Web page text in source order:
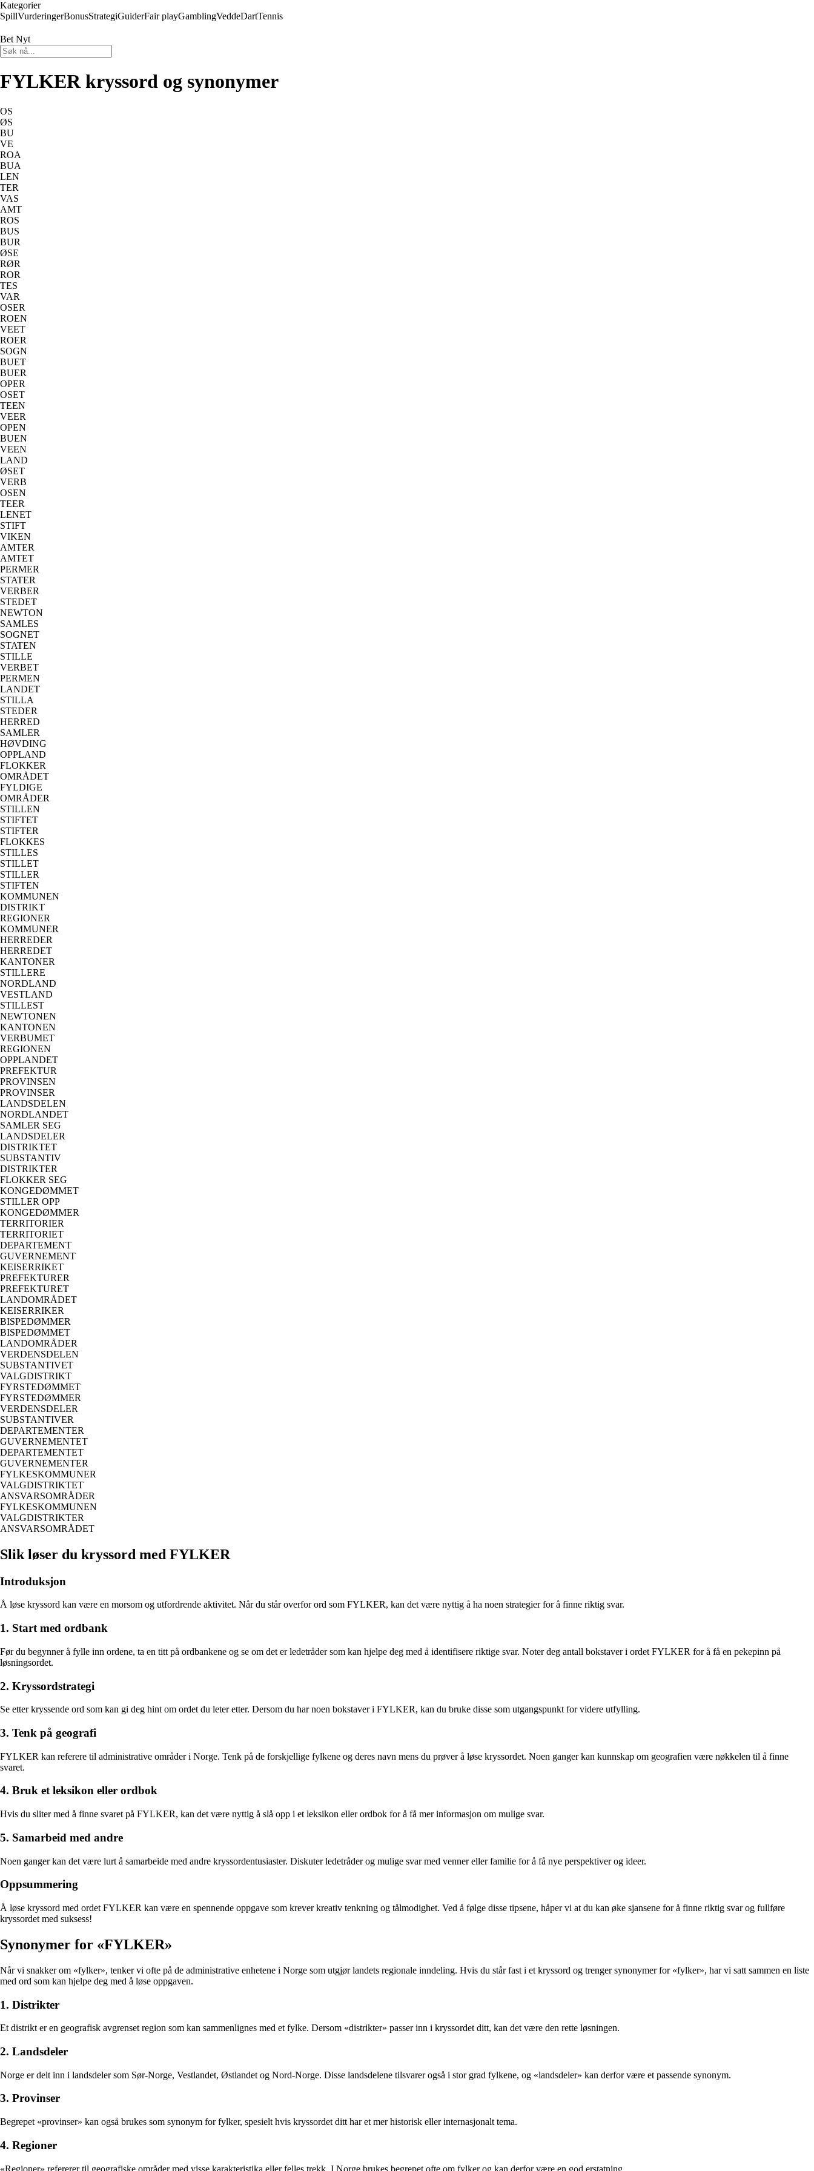
Kategorier
SpillVurderingerBonusStrategiGuiderFair playGamblingVeddeDartTennis
Bet Nyt
FYLKER kryssord og synonymer
OS
ØS
BU
VE
ROA
BUA
LEN
TER
VAS
AMT
ROS
BUS
BUR
ØSE
RØR
ROR
TES
VAR
OSER
ROEN
VEET
ROER
SOGN
BUET
BUER
OPER
OSET
TEEN
VEER
OPEN
BUEN
VEEN
LAND
ØSET
VERB
OSEN
TEER
LENET
STIFT
VIKEN
AMTER
AMTET
PERMER
STATER
VERBER
STEDET
NEWTON
SAMLES
SOGNET
STATEN
STILLE
VERBET
PERMEN
LANDET
STILLA
STEDER
HERRED
SAMLER
HØVDING
OPPLAND
FLOKKER
OMRÅDET
FYLDIGE
OMRÅDER
STILLEN
STIFTET
STIFTER
FLOKKES
STILLES
STILLET
STILLER
STIFTEN
KOMMUNEN
DISTRIKT
REGIONER
KOMMUNER
HERREDER
HERREDET
KANTONER
STILLERE
NORDLAND
VESTLAND
STILLEST
NEWTONEN
KANTONEN
VERBUMET
REGIONEN
OPPLANDET
PREFEKTUR
PROVINSEN
PROVINSER
LANDSDELEN
NORDLANDET
SAMLER SEG
LANDSDELER
DISTRIKTET
SUBSTANTIV
DISTRIKTER
FLOKKER SEG
KONGEDØMMET
STILLER OPP
KONGEDØMMER
TERRITORIER
TERRITORIET
DEPARTEMENT
GUVERNEMENT
KEISERRIKET
PREFEKTURER
PREFEKTURET
LANDOMRÅDET
KEISERRIKER
BISPEDØMMER
BISPEDØMMET
LANDOMRÅDER
VERDENSDELEN
SUBSTANTIVET
VALGDISTRIKT
FYRSTEDØMMET
FYRSTEDØMMER
VERDENSDELER
SUBSTANTIVER
DEPARTEMENTER
GUVERNEMENTET
DEPARTEMENTET
GUVERNEMENTER
FYLKESKOMMUNER
VALGDISTRIKTET
ANSVARSOMRÅDER
FYLKESKOMMUNEN
VALGDISTRIKTER
ANSVARSOMRÅDET
Slik løser du kryssord med FYLKER
Introduksjon
Å løse kryssord kan være en morsom og utfordrende aktivitet. Når du står overfor ord som FYLKER, kan det være nyttig å ha noen strategier for å finne riktig svar.
1. Start med ordbank
Før du begynner å fylle inn ordene, ta en titt på ordbankene og se om det er ledetråder som kan hjelpe deg med å identifisere riktige svar. Noter deg antall bokstaver i ordet FYLKER for å få en pekepinn på
løsningsordet.
2. Kryssordstrategi
Se etter kryssende ord som kan gi deg hint om ordet du leter etter. Dersom du har noen bokstaver i FYLKER, kan du bruke disse som utgangspunkt for videre utfylling.
3. Tenk på geografi
FYLKER kan referere til administrative områder i Norge. Tenk på de forskjellige fylkene og deres navn mens du prøver å løse kryssordet. Noen ganger kan kunnskap om geografien være nøkkelen til å finne
svaret.
4. Bruk et leksikon eller ordbok
Hvis du sliter med å finne svaret på FYLKER, kan det være nyttig å slå opp i et leksikon eller ordbok for å få mer informasjon om mulige svar.
5. Samarbeid med andre
Noen ganger kan det være lurt å samarbeide med andre kryssordentusiaster. Diskuter ledetråder og mulige svar med venner eller familie for å få nye perspektiver og ideer.
Oppsummering
Å løse kryssord med ordet FYLKER kan være en spennende oppgave som krever kreativ tenkning og tålmodighet. Ved å følge disse tipsene, håper vi at du kan øke sjansene for å finne riktig svar og fullføre
kryssordet med suksess!
Synonymer for «FYLKER»
Når vi snakker om «fylker», tenker vi ofte på de administrative enhetene i Norge som utgjør landets regionale inndeling. Hvis du står fast i et kryssord og trenger synonymer for «fylker», har vi satt sammen en liste
med ord som kan hjelpe deg med å løse oppgaven.
1. Distrikter
Et distrikt er en geografisk avgrenset region som kan sammenlignes med et fylke. Dersom «distrikter» passer inn i kryssordet ditt, kan det være den rette løsningen.
2. Landsdeler
Norge er delt inn i landsdeler som Sør-Norge, Vestlandet, Østlandet og Nord-Norge. Disse landsdelene tilsvarer også i stor grad fylkene, og «landsdeler» kan derfor være et passende synonym.
3. Provinser
Begrepet «provinser» kan også brukes som synonym for fylker, spesielt hvis kryssordet ditt har et mer historisk eller internasjonalt tema.
4. Regioner
«Regioner» refererer til geografiske områder med visse karakteristika eller felles trekk. I Norge brukes begrepet ofte om fylker og kan derfor være en god erstatning.